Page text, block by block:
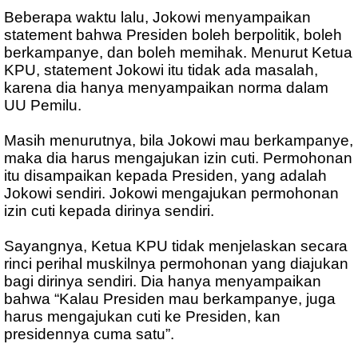
Beberapa waktu lalu, Jokowi menyampaikan
statement bahwa Presiden boleh berpolitik, boleh
berkampanye, dan boleh memihak. Menurut Ketua
KPU, statement Jokowi itu tidak ada masalah,
karena dia hanya menyampaikan norma dalam
UU Pemilu.
Masih menurutnya, bila Jokowi mau berkampanye,
maka dia harus mengajukan izin cuti. Permohonan
itu disampaikan kepada Presiden, yang adalah
Jokowi sendiri. Jokowi mengajukan permohonan
izin cuti kepada dirinya sendiri.
Sayangnya, Ketua KPU tidak menjelaskan secara
rinci perihal muskilnya permohonan yang diajukan
bagi dirinya sendiri. Dia hanya menyampaikan
bahwa “Kalau Presiden mau berkampanye, juga
harus mengajukan cuti ke Presiden, kan
presidennya cuma satu”.